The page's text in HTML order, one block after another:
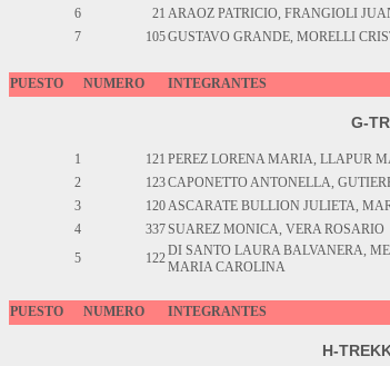
6
21 ARAOZ PATRICIO, FRANGIOLI
7
105GUSTAVO GRANDE, MORELLI
PUESTO NUMERO INTEGRANTES
G-
1 121 PEREZ LORENA MARIA, LLAPUR
2
123CAPONETTO ANTONELLA,
3
120ASCARATE BULLION JULIETA,
4
337SUAREZ MONICA, VERA ROSARIO
5
122DI SANTO LAURA BALVANERA,
MARIA CAROLINA
PUESTO NUMERO INTEGRANTES
H-